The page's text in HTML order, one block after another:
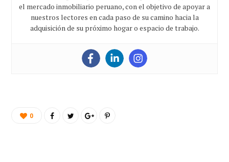
el mercado inmobiliario peruano, con el objetivo de apoyar a
nuestros lectores en cada paso de su camino hacia la
adquisición de su próximo hogar o espacio de trabajo.
0